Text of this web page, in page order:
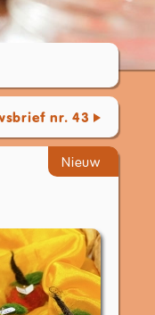
nr. 43
Nieuw